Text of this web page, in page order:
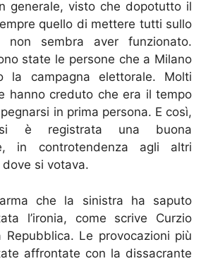
generale, visto che dopotutto il
quello di mettere tutti sullo
non sembra aver funzionato.
state le persone che a Milano
la campagna elettorale. Molti
hanno creduto che era il tempo
in prima persona. E così,
è registrata una buona
in controtendenza agli altri
si votava.
che la sinistra ha saputo
l’ironia, come scrive Curzio
Repubblica. Le provocazioni più
affrontate con la dissacrante